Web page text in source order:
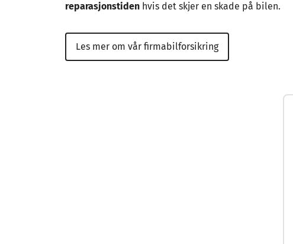
reparasjonstiden hvis det skjer en skade på bilen.
Les mer om vår firmabilforsikring